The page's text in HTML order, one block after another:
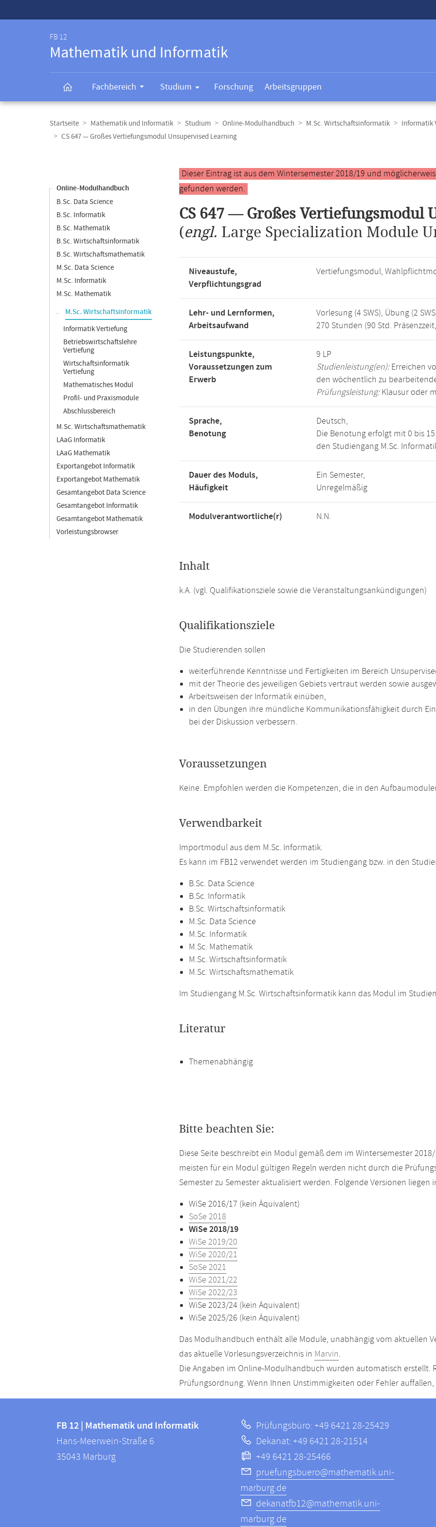
FB 12
Mathematik und Informatik
Fachbereich Studium Forschung Arbeitsgruppen
Navigation
Startseite Mathematik und Informatik Studium Online-Modulhandbuch M.Sc. Wirtschaftsinformatik
Informatik
CS 647 — Großes Vertiefungsmodul Unsupervised Learning
Online-Modulhandbuch
B.Sc. Data Science
B.Sc. Informatik
B.Sc. Mathematik
B.Sc. Wirtschaftsinformatik
B.Sc. Wirtschaftsmathematik
M.Sc. Data Science
M.Sc. Informatik
M.Sc. Mathematik
M.Sc. Wirtschaftsinformatik
Informatik Vertiefung
Betriebswirtschaftslehre
Vertiefung
Wirtschaftsinformatik
Vertiefung
Mathematisches Modul
Profil- und Praxismodule
Abschlussbereich
M.Sc. Wirtschaftsmathematik
LAaG Informatik
LAaG Mathematik
Exportangebot Informatik
Exportangebot Mathematik
Gesamtangebot Data Science
Gesamtangebot Informatik
Gesamtangebot Mathematik
Vorleistungsbrowser
Hauptinhalt
Dieser Eintrag ist aus dem Wintersemester 2018/19 und
gefunden werden.
CS 647 — Großes Vertiefungsmodul
(engl. Large Specialization Module
Niveaustufe,
Verpflichtungsgrad
Vertiefungsmodul,
Lehr- und Lernformen,
Arbeitsaufwand
Vorlesung (4 SWS), Übung (2
270 Stunden (90 Std.
Leistungspunkte,
Voraussetzungen zum
Erwerb
9 LP
Studienleistung(en):Erreichen
den wöchentlich zu
Prüfungsleistung:Klausur oder
Sprache,
Benotung
Deutsch,
Die Benotung erfolgt mit 0 bis
den Studiengang M.Sc.
Dauer des Moduls,
Häufigkeit
Ein Semester,
Unregelmäßig
Modulverantwortliche(r) N.N.
Inhalt
k.A. (vgl. Qualifikationsziele sowie die Veranstaltungsankündigungen)
Qualifikationsziele
Die Studierenden sollen
weiterführende Kenntnisse und Fertigkeiten im Bereich
mit der Theorie des jeweiligen Gebiets vertraut werden sowie
Arbeitsweisen der Informatik einüben,
in den Übungen ihre mündliche Kommunikationsfähigkeit durch
bei der Diskussion verbessern.
Voraussetzungen
Keine. Empfohlen werden die Kompetenzen, die in den
Verwendbarkeit
Importmodul aus dem M.Sc. Informatik.
Es kann im FB12 verwendet werden im Studiengang bzw. in den
B.Sc. Data Science
B.Sc. Informatik
B.Sc. Wirtschaftsinformatik
M.Sc. Data Science
M.Sc. Informatik
M.Sc. Mathematik
M.Sc. Wirtschaftsinformatik
M.Sc. Wirtschaftsmathematik
Im Studiengang M.Sc. Wirtschaftsinformatik kann das Modul im
Literatur
Themenabhängig
Bitte beachten Sie:
Diese Seite beschreibt ein Modul gemäß dem im Wintersemester
meisten für ein Modul gültigen Regeln werden nicht durch die
Semester zu Semester aktualisiert werden. Folgende Versionen
WiSe 2016/17 (kein Äquivalent)
SoSe 2018
WiSe 2018/19
WiSe 2019/20
WiSe 2020/21
SoSe 2021
WiSe 2021/22
WiSe 2022/23
WiSe 2023/24 (kein Äquivalent)
WiSe 2025/26 (kein Äquivalent)
Das Modulhandbuch enthält alle Module, unabhängig vom aktuellen
das aktuelle Vorlesungsverzeichnis in Marvin.
Die Angaben im Online-Modulhandbuch wurden automatisch erstellt.
Prüfungsordnung. Wenn Ihnen Unstimmigkeiten oder Fehler
Informationen
FB
12
FB 12 | Mathematik und Informatik
Hans-Meerwein-Straße 6
35043 Marburg
Prüfungsbüro: +49 6421 28-25429
Dekanat: +49 6421 28-21514
+49 6421 28-25466
pruefungsbuero@mathematik.uni-
marburg.de
dekanatfb12@mathematik.uni-
marburg.de